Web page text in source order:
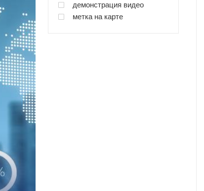
демонстрация видео
метка на карте